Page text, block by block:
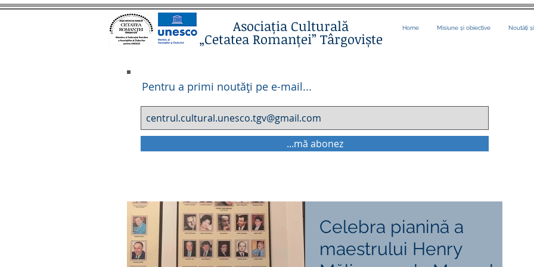
Asociația Culturală
„Cetatea Romanței” Târgoviște
Home Misiune și obiective Noutăți
Pentru a primi noutăți pe e-mail...
...mă abonez
Celebra pianină a
maestrului Henry